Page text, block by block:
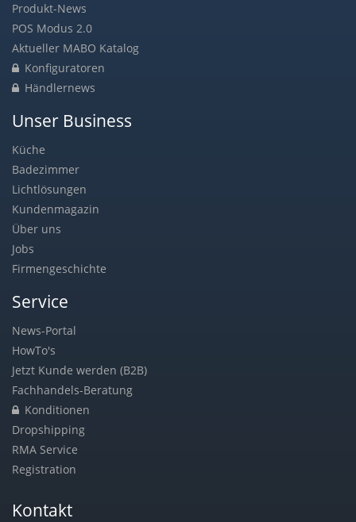
Produkt-News
POS Modus 2.0
Aktueller MABO Katalog
Konfiguratoren
Händlernews
Unser Business
Küche
Badezimmer
Lichtlösungen
Kundenmagazin
Über uns
Jobs
Firmengeschichte
Service
News-Portal
HowTo's
Jetzt Kunde werden (B2B)
Fachhandels-Beratung
Konditionen
Dropshipping
RMA Service
Registration
Kontakt